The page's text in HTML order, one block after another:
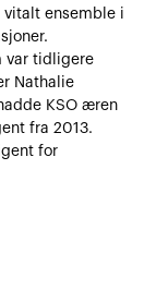
vitalt ensemble i
var tidligere
Nathalie
KSO æren
fra 2013.
for